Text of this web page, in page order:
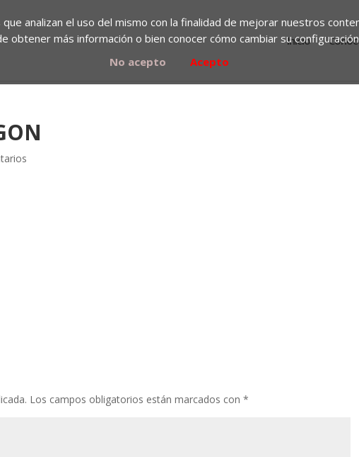
analizan el uso del mismo con la finalidad de mejorar nuestros
obtener más información o bien conocer cómo cambiar su
No acepto
Acepto
Inicio
Los campos obligatorios están marcados con *